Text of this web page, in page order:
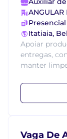
ANGULAR
Presencial
Itatiaia,
Apoiar
entregas,
manter
Vaga De